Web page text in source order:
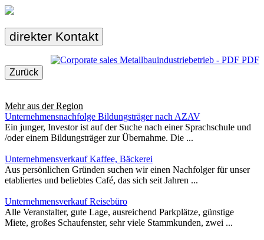
direkter Kontakt
PDF
Zurück
Mehr aus der Region
Unternehmensnachfolge Bildungsträger nach AZAV
Ein junger, Investor ist auf der Suche nach einer Sprachschule und
/oder einem Bildungsträger zur Übernahme. Die ...
Unternehmensverkauf Kaffee, Bäckerei
​Aus persönlichen Gründen suchen wir einen Nachfolger für unser
etabliertes und beliebtes Café, das sich seit Jahren ...
Unternehmensverkauf Reisebüro
Alle Veranstalter, gute Lage, ausreichend Parkplätze, günstige
Miete, großes Schaufenster, sehr viele Stammkunden, zwei ...